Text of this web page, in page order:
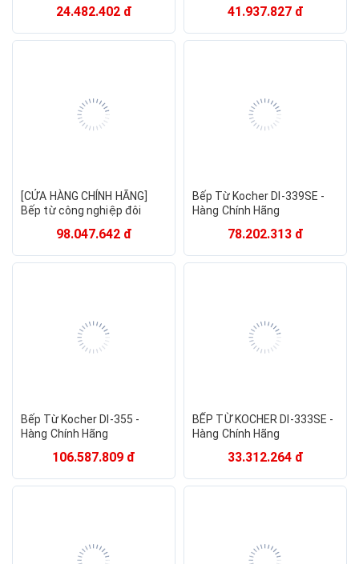
24.482.402 đ
Công Nghệ E.G.O Hiện Đại
và Tiết Kiệm Năng Lượng
41.937.827 đ
[CỬA HÀNG CHÍNH HÃNG]
Bếp từ công nghiệp đôi
Fushimavina98.047.642 đ
Bếp Từ Kocher DI-339SE -
Hàng Chính Hãng
78.202.313 đ
Bếp Từ Kocher DI-355 -
Hàng Chính Hãng
106.587.809 đ
BẾP TỪ KOCHER DI-333SE -
Hàng Chính Hãng
33.312.264 đ